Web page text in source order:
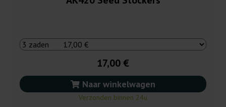
17,00 €
Naar winkelwagen
Verzonden binnen 24u